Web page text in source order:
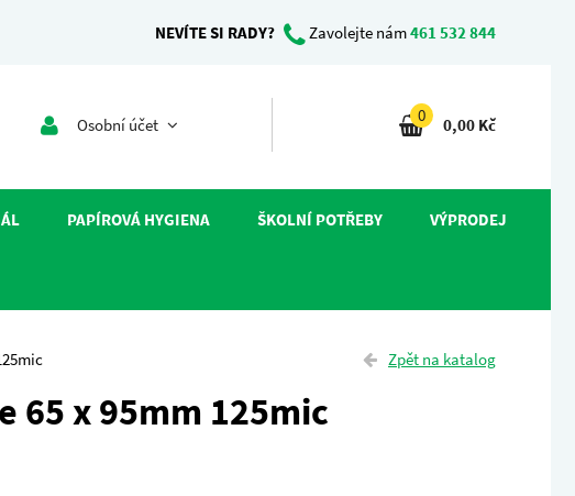
NEVÍTE SI RADY? Zavolejte nám461 532 844
Osobní účet 0 0,00 Kč
PAPÍROVÁ HYGIENA ŠKOLNÍ POTŘEBY VÝPRODEJ
Zpět na katalog
65 x 95mm 125mic